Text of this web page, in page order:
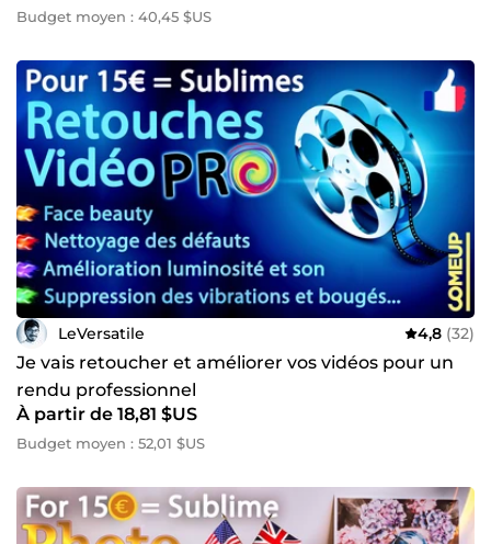
Budget moyen : 40,45 $US
LeVersatile 4,8 (32)
Je vais retoucher et améliorer vos vidéos pour un
rendu professionnel
À partir de 18,81 $US
Budget moyen : 52,01 $US